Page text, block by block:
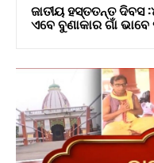
ଜାତୀୟ ହସ୍ତତନ୍ତ ଦିବସ
ଏବେ ବୁଣାକାର ଗାଁ